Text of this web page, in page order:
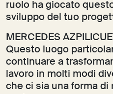
ruolo ha giocato
sviluppo del tuo
MERCEDES
Questo luogo
continuare a
lavoro in molti modi
che ci sia una forma